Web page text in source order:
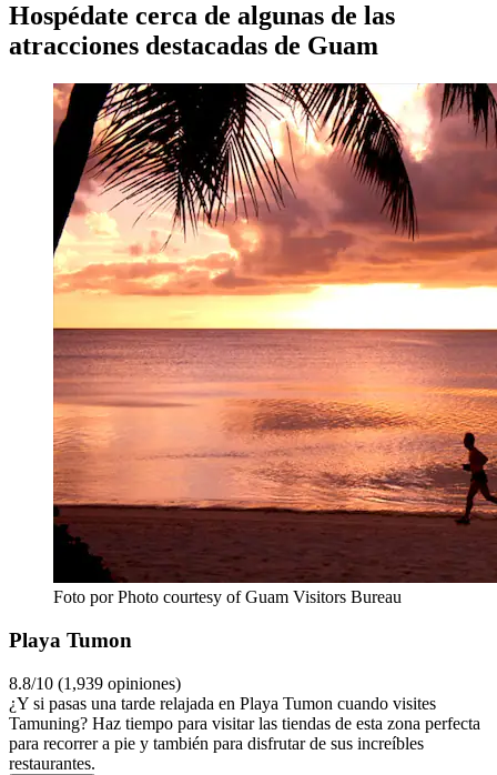
Hospédate cerca de algunas de las
atracciones destacadas de Guam
Foto por Photo courtesy of Guam Visitors Bureau
Playa Tumon
8.8/10 (1,939 opiniones)
¿Y si pasas una tarde relajada en Playa Tumon cuando visites
Tamuning? Haz tiempo para visitar las tiendas de esta zona perfecta
para recorrer a pie y también para disfrutar de sus increíbles
restaurantes.